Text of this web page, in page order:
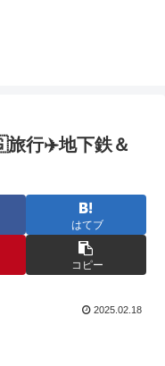
行✈️地下鉄＆
はてブ
コピー
2025.02.18